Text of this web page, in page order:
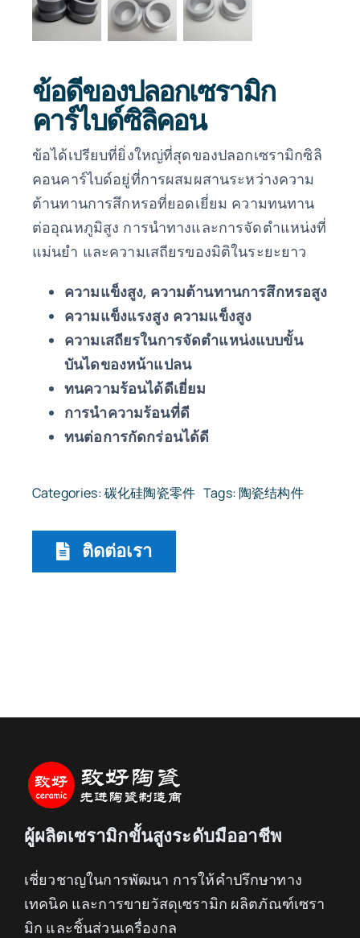
ข้อดีของปลอกเซรามิก
คาร์ไบด์ซิลิคอน
ข้อได้เปรียบที่ยิ่งใหญ่ที่สุดของปลอกเซรามิกซิลิ
คอนคาร์ไบด์อยู่ที่การผสมผสานระหว่างความ
ต้านทานการสึกหรอที่ยอดเยี่ยม ความทนทาน
ต่ออุณหภูมิสูง การนำทางและการจัดตำแหน่งที่
แม่นยำ และความเสถียรของมิติในระยะยาว
ความแข็งสูง, ความต้านทานการสึกหรอสูง
ความแข็งแรงสูง ความแข็งสูง
ความเสถียรในการจัดตำแหน่งแบบขั้น
บันไดของหน้าแปลน
ทนความร้อนได้ดีเยี่ยม
การนำความร้อนที่ดี
ทนต่อการกัดกร่อนได้ดี
Categories:碳化硅陶瓷零件 Tags: 陶瓷结构件
ติดต่อเรา
ผู้ผลิตเซรามิกขั้นสูงระดับมืออาชีพ
เชี่ยวชาญในการพัฒนา การให้คำปรึกษาทาง
เทคนิค และการขายวัสดุเซรามิก ผลิตภัณฑ์เซรา
มิก และชิ้นส่วนเครื่องกล